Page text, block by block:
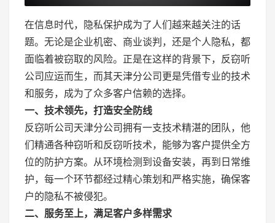
在信息时代，隐私保护成为了人们越来越关注的话
题。无论是企业机密、商业谈判，还是个人隐私，都
面临着被窃取的风险。正是在这样的背景下，反窃听
公司应运而生，而其天津分公司更是凭借专业的技术
和服务，成为了众多客户信赖的选择。
一、技术领先，打造安全防线
反窃听公司天津分公司拥有一支技术精湛的团队，他
们精通各种窃听和反窃听技术，能够为客户提供全方
位的防护方案。从环境检测到设备安装，再到日常维
护，每一个环节都经过精心策划和严格实施，确保客
户的隐私不被侵犯。
二、服务至上，满足客户多样需求